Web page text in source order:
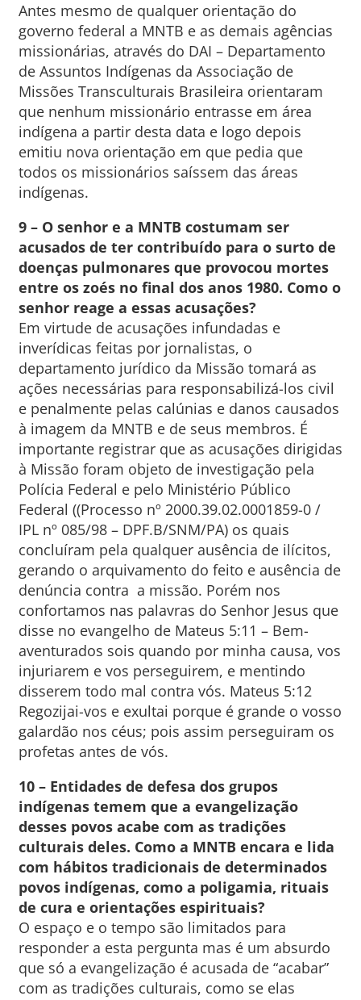
Antes mesmo de qualquer orientação do
governo federal a MNTB e as demais agências
missionárias, através do DAI – Departamento
de Assuntos Indígenas da Associação de
Missões Transculturais Brasileira orientaram
que nenhum missionário entrasse em área
indígena a partir desta data e logo depois
emitiu nova orientação em que pedia que
todos os missionários saíssem das áreas
indígenas.
9 – O senhor e a MNTB costumam ser
acusados de ter contribuído para o surto de
doenças pulmonares que provocou mortes
entre os zoés no final dos anos 1980. Como o
senhor reage a essas acusações?
Em virtude de acusações infundadas e
inverídicas feitas por jornalistas, o
departamento jurídico da Missão tomará as
ações necessárias para responsabilizá-los civil
e penalmente pelas calúnias e danos causados
à imagem da MNTB e de seus membros. É
importante registrar que as acusações dirigidas
à Missão foram objeto de investigação pela
Polícia Federal e pelo Ministério Público
Federal ((Processo nº 2000.39.02.0001859-0 /
IPL nº 085/98 – DPF.B/SNM/PA) os quais
concluíram pela qualquer ausência de ilícitos,
gerando o arquivamento do feito e ausência de
denúncia contra a missão. Porém nos
confortamos nas palavras do Senhor Jesus que
disse no evangelho de Mateus 5:11 – Bem-
aventurados sois quando por minha causa, vos
injuriarem e vos perseguirem, e mentindo
disserem todo mal contra vós. Mateus 5:12
Regozijai-vos e exultai porque é grande o vosso
galardão nos céus; pois assim perseguiram os
profetas antes de vós.
10 – Entidades de defesa dos grupos
indígenas temem que a evangelização
desses povos acabe com as tradições
culturais deles. Como a MNTB encara e lida
com hábitos tradicionais de determinados
povos indígenas, como a poligamia, rituais
de cura e orientações espirituais?
O espaço e o tempo são limitados para
responder a esta pergunta mas é um absurdo
que só a evangelização é acusada de “acabar”
com as tradições culturais, como se elas